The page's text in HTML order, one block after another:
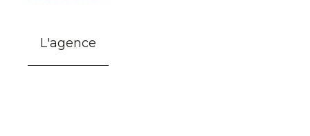
L'agence